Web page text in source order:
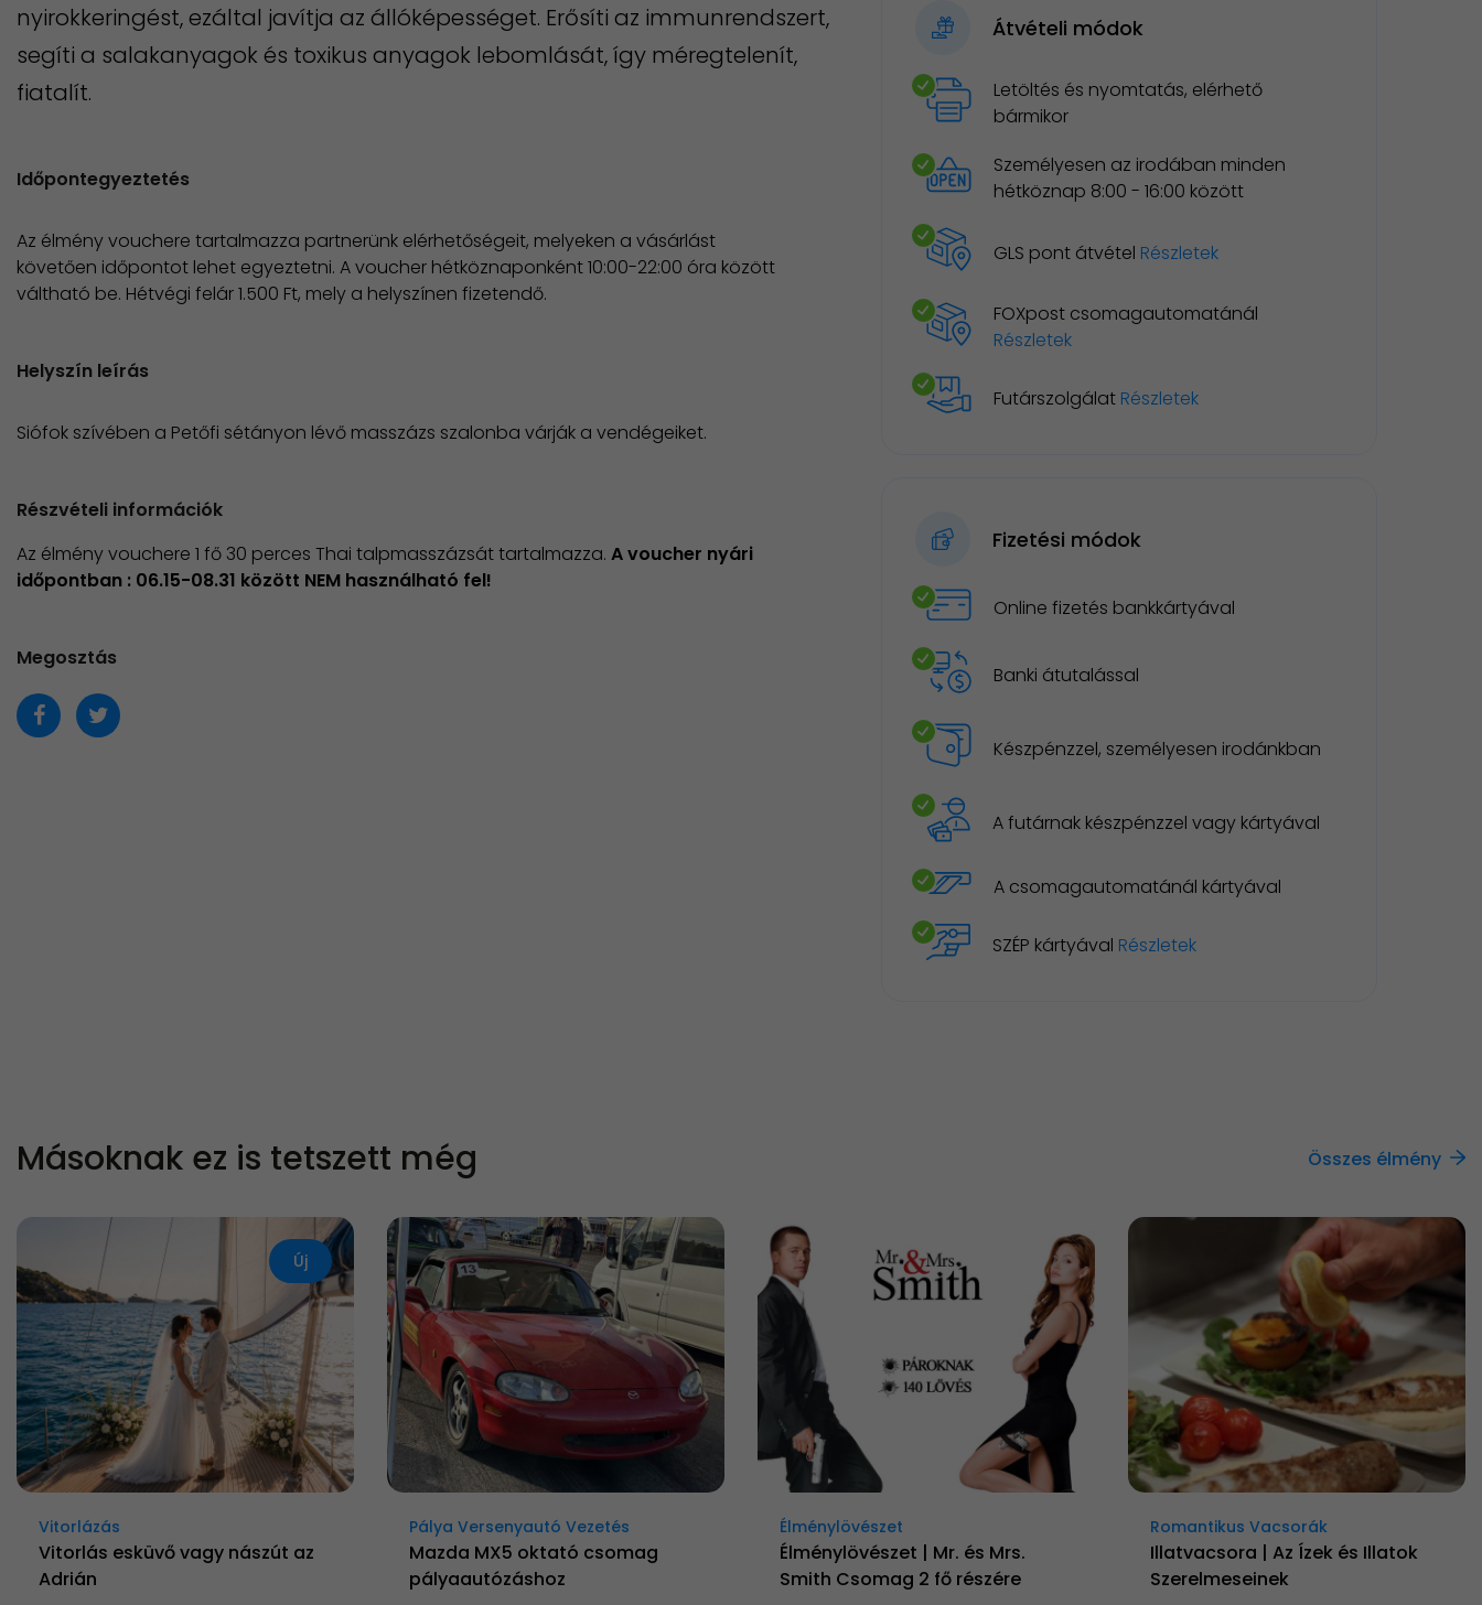
nyirokkeringést, ezáltal javítja az állóképességet. Erősíti az immunrendszert,
segíti a salakanyagok és toxikus anyagok lebomlását, így méregtelenít,
fiatalít.
Időpontegyeztetés
Az élmény vouchere tartalmazza partnerünk elérhetőségeit, melyeken a vásárlást
követően időpontot lehet egyeztetni. A voucher hétköznaponként 10:00-22:00 óra között
váltható be. Hétvégi felár 1.500 Ft, mely a helyszínen fizetendő.
Helyszín leírás
Siófok szívében a Petőfi sétányon lévő masszázs szalonba várják a vendégeiket.
Részvételi információk
Az élmény vouchere 1 fő 30 perces Thai talpmasszázsát tartalmazza. A voucher nyári
időpontban : 06.15-08.31 között NEM használható fel!
Megosztás
Átvételi módok
Letöltés és nyomtatás, elérhető
bármikor
Személyesen az irodában minden
hétköznap 8:00 - 16:00 között
GLS pont átvétel Részletek
FOXpost csomagautomatánál
Részletek
Futárszolgálat Részletek
Fizetési módok
Online fizetés bankkártyával
Banki átutalással
Készpénzzel, személyesen irodánkban
A futárnak készpénzzel vagy kártyával
A csomagautomatánál kártyával
SZÉP kártyával Részletek
Másoknak ez is tetszett még Összes élmény
Új
Vitorlázás
Vitorlás esküvő vagy nászút az
Adrián
Pálya Versenyautó Vezetés
Mazda MX5 oktató csomag
pályaautózáshoz
Élménylövészet
Élménylövészet | Mr. és Mrs.
Smith Csomag 2 fő részére
Romantikus Vacsorák
Illatvacsora | Az Ízek és Illatok
Szerelmeseinek